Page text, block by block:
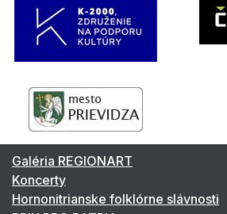
Galéria REGIONART
Koncerty
Hornonitrianske folklórne slávnosti